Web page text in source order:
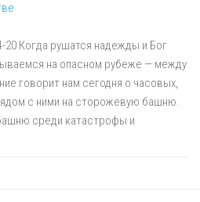
20 Когда рушатся надежды и Бог
на опасном рубеже — между
говорит нам сегодня о часовых,
с ними на сторожевую башню.
среди катастрофы и